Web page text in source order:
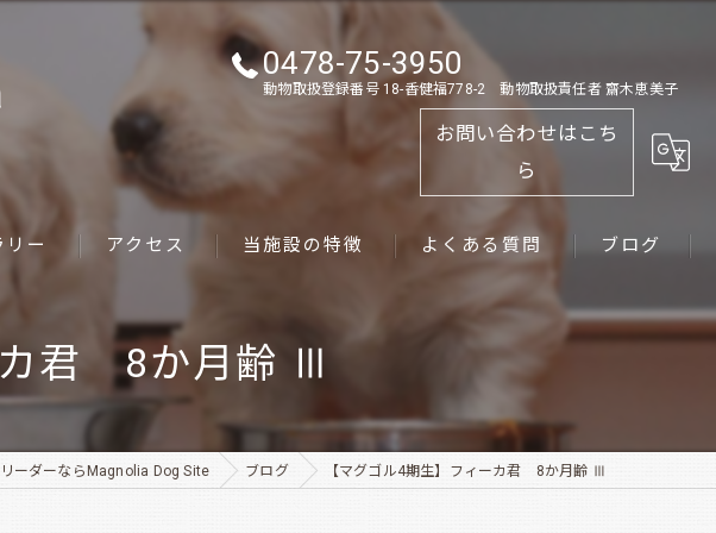
0478-75-3950
動物取扱登録番号 18-香健福778-2 動物取扱責任者 齋木恵美子
お問い合わせはこち
ら
リー アクセス 当施設の特徴
パピー
犬舎
よくある質問 ブログ
カ君 8か月齢 Ⅲ
ーダーならMagnolia Dog Site ブログ 【マグゴル4期生】フィーカ君 8か月齢 Ⅲ